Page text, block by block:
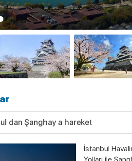
dan Şanghay a hareket
İstanbul